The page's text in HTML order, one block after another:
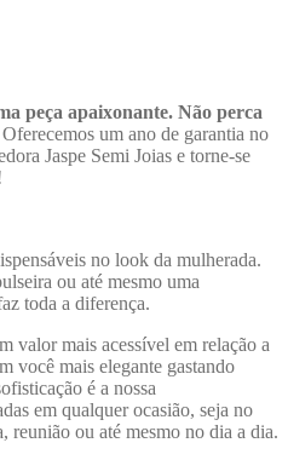
peça apaixonante. Não perca
Oferecemos um ano de garantia no
Jaspe Semi Joias e torne-se
no look da mulherada.
ou até mesmo uma
toda a diferença.
valor mais acessível em relação a
você mais elegante gastando
é a nossa
em qualquer ocasião, seja no
reunião ou até mesmo no dia a dia.